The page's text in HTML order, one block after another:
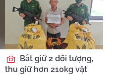
Bắt giữ 2 đối tượng,
thu giữ hơn 210kg vật